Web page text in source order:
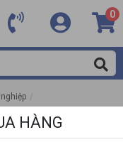
0
/
HÀNG